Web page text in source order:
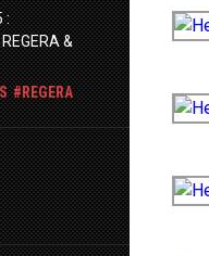
:
&
REGERA